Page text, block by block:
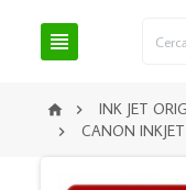

  INK JET
 CANON